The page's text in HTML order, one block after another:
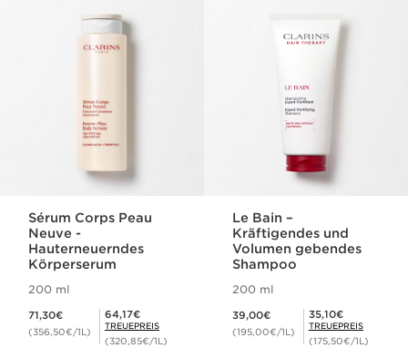
WEITER ZUM INHALT
Sérum Corps Peau
Neuve -
Hauterneuerndes
Körperserum
200 ml
71,30€
(356,50€/1L)
Mitgliederpreis 64,17€
64,17€
TREUEPREIS
(320,85€/1L)
Le Bain –
Kräftigendes und
Volumen gebendes
Shampoo
200 ml
39,00€
(195,00€/1L)
Mitgliederpreis 35,10€
35,10€
TREUEPREIS
(175,50€/1L)